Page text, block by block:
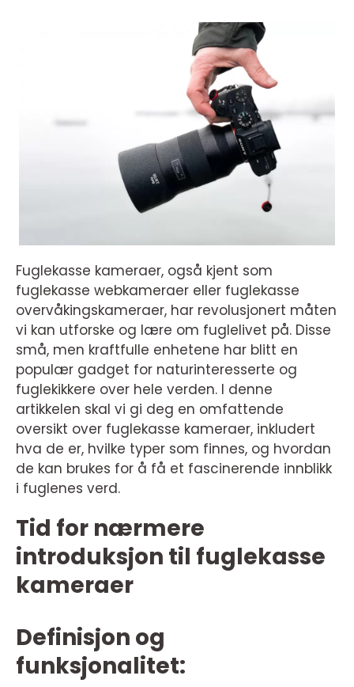
Fuglekasse kameraer, også kjent som
fuglekasse webkameraer eller fuglekasse
overvåkingskameraer, har revolusjonert måten
vi kan utforske og lære om fuglelivet på. Disse
små, men kraftfulle enhetene har blitt en
populær gadget for naturinteresserte og
fuglekikkere over hele verden. I denne
artikkelen skal vi gi deg en omfattende
oversikt over fuglekasse kameraer, inkludert
hva de er, hvilke typer som finnes, og hvordan
de kan brukes for å få et fascinerende innblikk
i fuglenes verd.
Tid for nærmere
introduksjon til fuglekasse
kameraer
Definisjon og
funksjonalitet: